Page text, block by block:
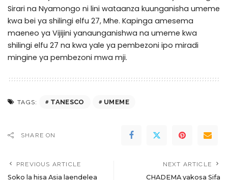
Sirari na Nyamongo ni lini wataanza kuunganisha umeme
kwa bei ya shilingi elfu 27, Mhe. Kapinga amesema
maeneo ya Vijijini yanaunganishwa na umeme kwa
shilingi elfu 27 na kwa yale ya pembezoni ipo miradi
mingine ya pembezoni mwa mji.
TAGS: TANESCO UMEME
SHARE ON
PREVIOUS ARTICLE
Soko la hisa Asia laendelea
NEXT ARTICLE
CHADEMA yakosa Sifa